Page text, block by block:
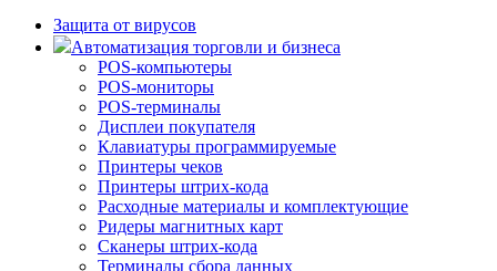
Защита от вирусов
Автоматизация торговли и бизнеса
POS-компьютеры
POS-мониторы
POS-терминалы
Дисплеи покупателя
Клавиатуры программируемые
Принтеры чеков
Принтеры штрих-кода
Расходные материалы и комплектующие
Ридеры магнитных карт
Сканеры штрих-кода
Терминалы сбора данных